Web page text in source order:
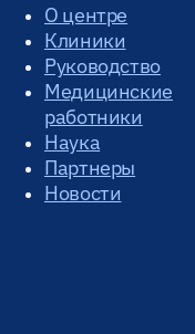
О центре
Клиники
Руководство
Медицинские
работники
Наука
Партнеры
Новости